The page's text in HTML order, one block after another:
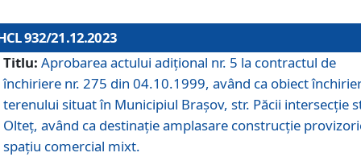
932/21.12.2023
Titlu: Aprobarea actului adițional nr. 5 la contractul de
închiriere nr. 275 din 04.10.1999, având ca obiect
terenului situat în Municipiul Brașov, str. Păcii intersecție
Olteț, având ca destinație amplasare construcție
spațiu comercial mixt.